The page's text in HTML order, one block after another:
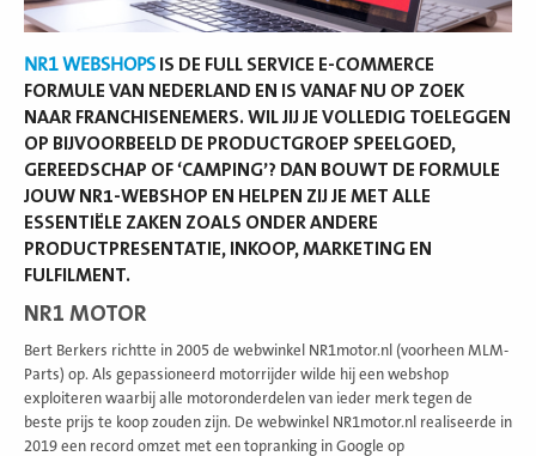
NR1 WEBSHOPS IS DE FULL SERVICE E-COMMERCE
FORMULE VAN NEDERLAND EN IS VANAF NU OP ZOEK
NAAR FRANCHISENEMERS. WIL JIJ JE VOLLEDIG TOELEGGEN
OP BIJVOORBEELD DE PRODUCTGROEP SPEELGOED,
GEREEDSCHAP OF ‘CAMPING’? DAN BOUWT DE FORMULE
JOUW NR1-WEBSHOP EN HELPEN ZIJ JE MET ALLE
ESSENTIËLE ZAKEN ZOALS ONDER ANDERE
PRODUCTPRESENTATIE, INKOOP, MARKETING EN
FULFILMENT.
NR1 MOTOR
Bert Berkers richtte in 2005 de webwinkel NR1motor.nl (voorheen MLM-
Parts) op. Als gepassioneerd motorrijder wilde hij een webshop
exploiteren waarbij alle motoronderdelen van ieder merk tegen de
beste prijs te koop zouden zijn. De webwinkel NR1motor.nl realiseerde in
2019 een record omzet met een topranking in Google op